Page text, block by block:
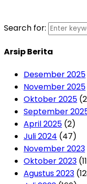
Search for:
Arsip Berita
Desember 2025
November 2025
Oktober 2025
September
April 2025 (2)
Juli 2024 (47)
November 2023
Oktober 2023
Agustus 2023